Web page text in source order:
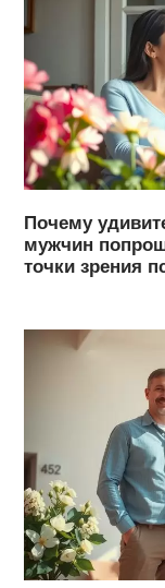
Почему
мужчин
точки зрения